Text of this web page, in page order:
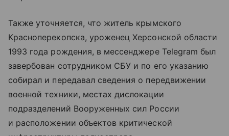
Также уточняется, что житель крымского
Красноперекопска, уроженец Херсонской области
1993 года рождения, в мессенджере Telegram был
завербован сотрудником СБУ и по его указанию
собирал и передавал сведения о передвижении
военной техники, местах дислокации
подразделений Вооруженных сил России
и расположении объектов критической